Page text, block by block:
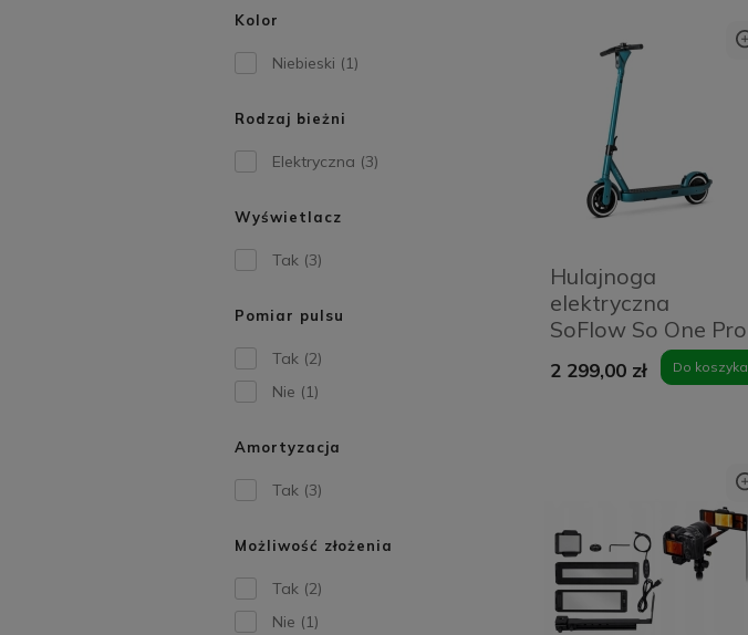
Kolor
Niebieski (1)
Rodzaj bieżni
Elektryczna (3)
Wyświetlacz
Tak (3)
Pomiar pulsu
Tak (2)
Nie (1)
Amortyzacja
Tak (3)
Możliwość złożenia
Tak (2)
Nie (1)
Hulajnoga
elektryczna
SoFlow So One Pro
Niebieska - Blue
2 299,00 zł Do koszyka